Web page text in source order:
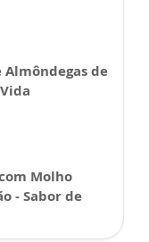
Almôndegas de
Molho
- Sabor de